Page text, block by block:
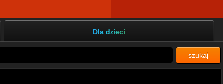
Dla dzieci
szukaj